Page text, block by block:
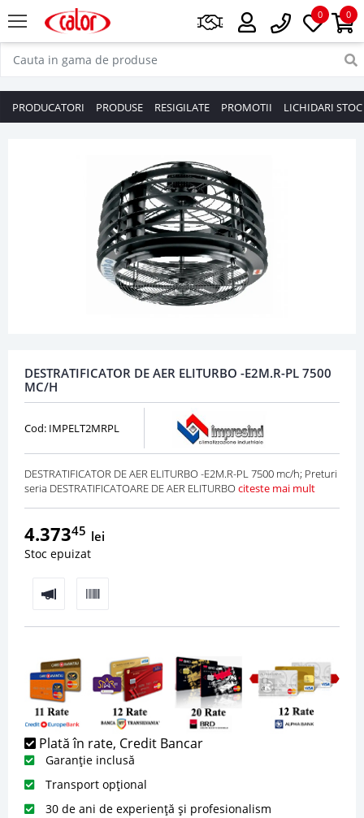
0
0
PRODUCATORI PRODUSE RESIGILATE PROMOTII LICHIDARI STOC
DESTRATIFICATOR DE AER ELITURBO -E2M.R-PL 7500
MC/H
Cod: IMPELT2MRPL
DESTRATIFICATOR DE AER ELITURBO -E2M.R-PL 7500 mc/h; Preturi
seria DESTRATIFICATOARE DE AER ELITURBO citeste mai mult
4.37345 lei
Stoc epuizat
Plată în rate, Credit Bancar
Garanție inclusă
Transport opțional
30 de ani de experiență și profesionalism